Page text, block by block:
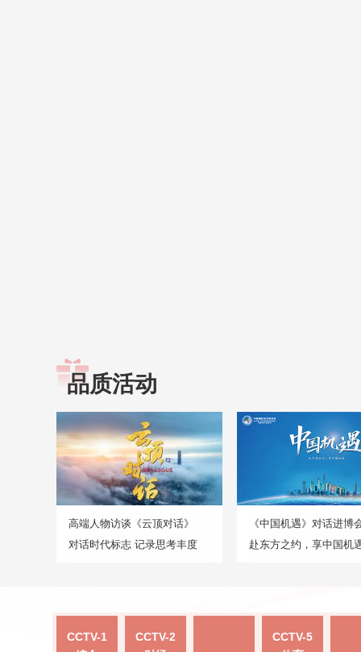
品质活动
高端人物访谈《云顶对话》
对话时代标志 记录思考丰度
《中国机遇》对话进博
赴东方之约，享中国机
CCTV-1
CCTV-2
CCTV-5